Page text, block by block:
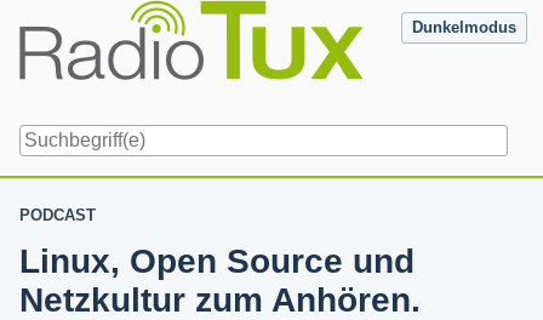
content
Dunkelmodus
PODCAST
Linux, Open Source und
Netzkultur zum Anhören.